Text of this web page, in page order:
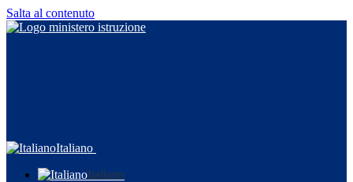
Salta al contenuto
Italiano
Italiano